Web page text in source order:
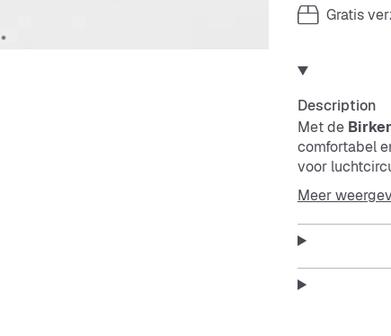
Gratis
Description
Met de
comfortabel
voor
dagelijks
Deze
onderweg,
Meer